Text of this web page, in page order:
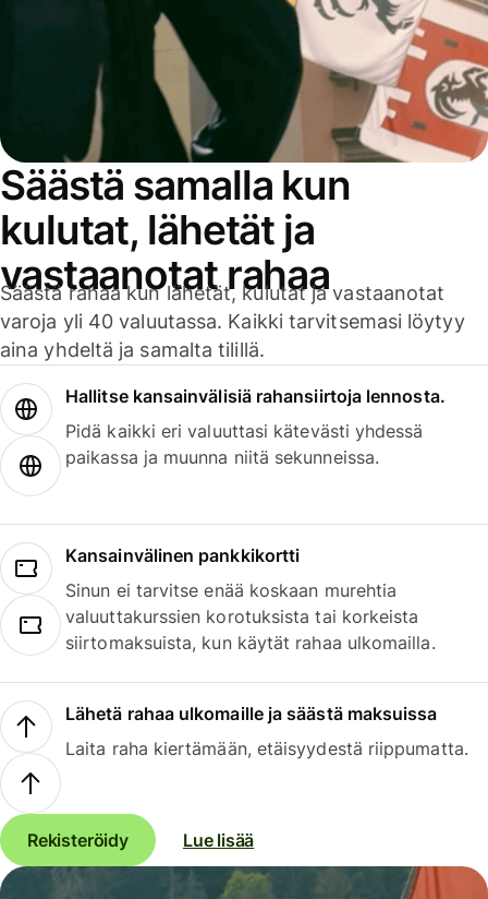
Säästä samalla kun
kulutat, lähetät ja
vastaanotat rahaa
Säästä rahaa kun lähetät, kulutat ja vastaanotat
varoja yli 40 valuutassa. Kaikki tarvitsemasi löytyy
aina yhdeltä ja samalta tilillä.
Hallitse kansainvälisiä rahansiirtoja lennosta.
Pidä kaikki eri valuuttasi kätevästi yhdessä
paikassa ja muunna niitä sekunneissa.
Kansainvälinen pankkikortti
Sinun ei tarvitse enää koskaan murehtia
valuuttakurssien korotuksista tai korkeista
siirtomaksuista, kun käytät rahaa ulkomailla.
Lähetä rahaa ulkomaille ja säästä maksuissa
Laita raha kiertämään, etäisyydestä riippumatta.
Rekisteröidy Lue lisää